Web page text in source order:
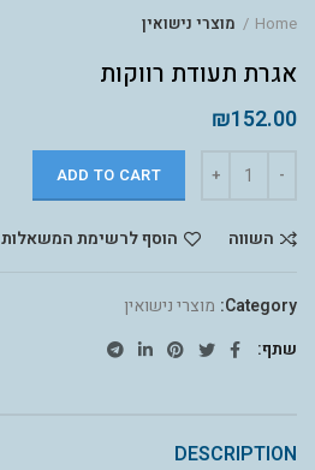
Home מוצרי נישואין
אגרת תעודת רווקות
₪152.00
ADD TO CART
השווה הוסף לרשימת המשאלות
Category: מוצרי נישואין
שתף
DESCRIPTION